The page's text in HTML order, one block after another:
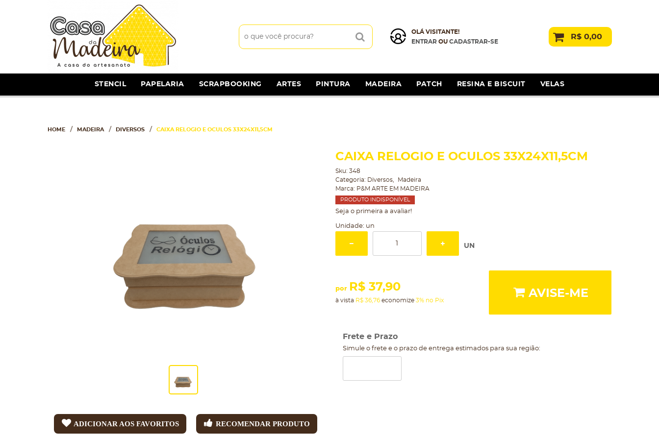
OLÁ VISITANTE!
ENTRAROU CADASTRAR-SE
R$ 0,00
STENCIL PAPELARIA SCRAPBOOKING ARTES PINTURA MADEIRA PATCH RESINA E BISCUIT VELAS
HOME MADEIRA DIVERSOS CAIXA RELOGIO E OCULOS 33X24X11,5CM
ADICIONAR AOS FAVORITOS RECOMENDAR PRODUTO
CAIXA RELOGIO E OCULOS 33X24X11,5CM
Sku: 348
Categoria: Diversos
Madeira
Marca: P&M ARTE EM MADEIRA
PRODUTO INDISPONÍVEL
Seja o primeira a avaliar!
Unidade: un
UN
por R$ 37,90
à vista R$ 36,76economize 3% no Pix
AVISE-ME
Frete e Prazo
Simule o frete e o prazo de entrega estimados para sua região: